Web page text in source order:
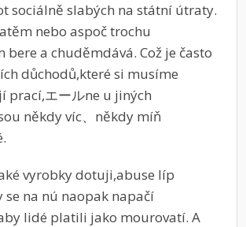
sociálně slabých na státní útraty.
nebo aspoč trochu
bere a chuděmdává. Což je často
důchodů,které si musíme
prací,エールne u jiných
někdy víc、někdy míň
vyrobky dotuji,abuse líp
na nú naopak napačí
lidé platili jako mourovatí. A